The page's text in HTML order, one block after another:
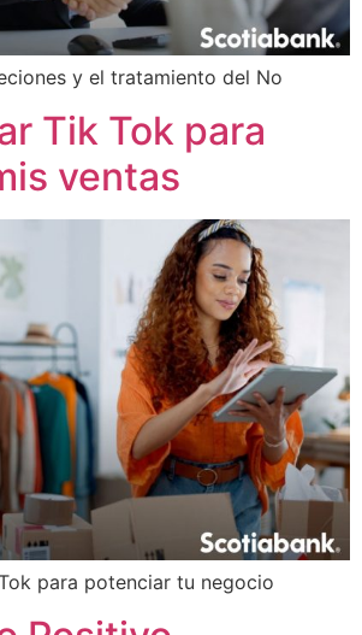
y el tratamiento del No
Tik Tok para
ventas
para potenciar tu negocio